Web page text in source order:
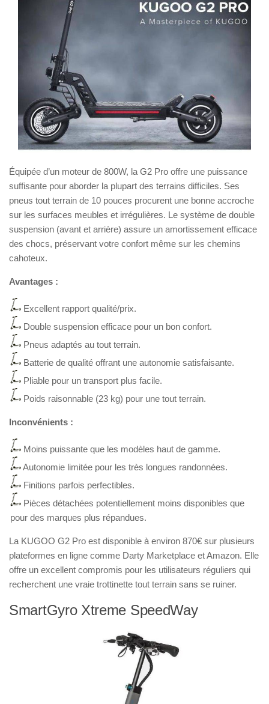
Équipée d’un moteur de 800W, la G2 Pro offre une puissance
suffisante pour aborder la plupart des terrains difficiles. Ses
pneus tout terrain de 10 pouces procurent une bonne accroche
sur les surfaces meubles et irrégulières. Le système de double
suspension (avant et arrière) assure un amortissement efficace
des chocs, préservant votre confort même sur les chemins
cahoteux.
Avantages :
Excellent rapport qualité/prix.
Double suspension efficace pour un bon confort.
Pneus adaptés au tout terrain.
Batterie de qualité offrant une autonomie satisfaisante.
Pliable pour un transport plus facile.
Poids raisonnable (23 kg) pour une tout terrain.
Inconvénients :
Moins puissante que les modèles haut de gamme.
Autonomie limitée pour les très longues randonnées.
Finitions parfois perfectibles.
Pièces détachées potentiellement moins disponibles que
pour des marques plus répandues.
La KUGOO G2 Pro est disponible à environ 870€ sur plusieurs
plateformes en ligne comme Darty Marketplace et Amazon. Elle
offre un excellent compromis pour les utilisateurs réguliers qui
recherchent une vraie trottinette tout terrain sans se ruiner.
SmartGyro Xtreme SpeedWay